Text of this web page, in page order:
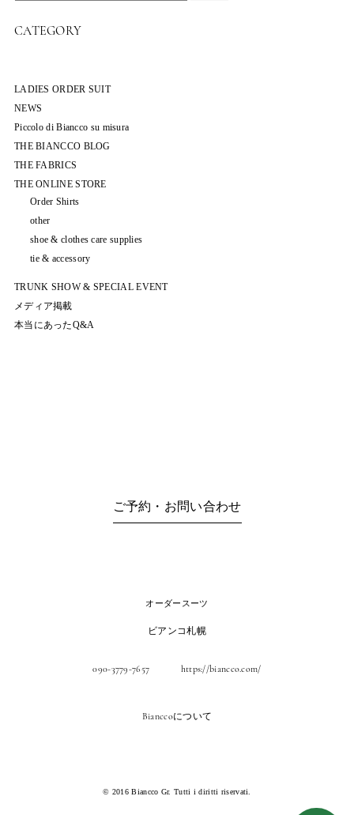
CATEGORY
LADIES ORDER SUIT
NEWS
Piccolo di Biancco su misura
THE BIANCCO BLOG
THE FABRICS
THE ONLINE STORE
Order Shirts
other
shoe & clothes care supplies
tie & accessory
TRUNK SHOW & SPECIAL EVENT
メディア掲載
本当にあったQ&A
ご予約・お問い合わせ
オーダースーツ
ビアンコ札幌
090-3779-7657 https://biancco.com/
Bianccoについて
© 2016 Biancco Gr. Tutti i diritti riservati.